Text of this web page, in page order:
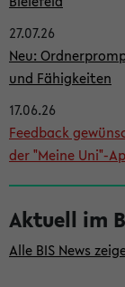
l
e
i
s
t
e
27.07.26
Neu:
und Fähigkeiten
17.06.26
Feedback
der "Meine Uni"-
Aktuell im
Alle BIS News